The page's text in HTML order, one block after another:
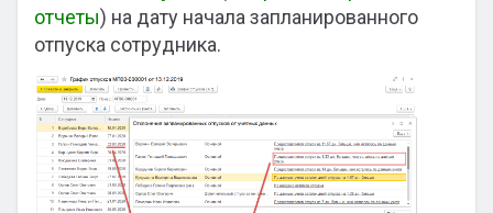
отчеты) на дату начала запланированного
отпуска сотрудника.